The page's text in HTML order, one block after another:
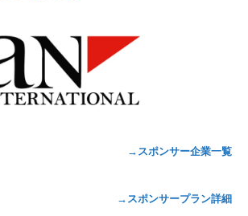
→スポンサー企業一覧
→スポンサープラン詳細